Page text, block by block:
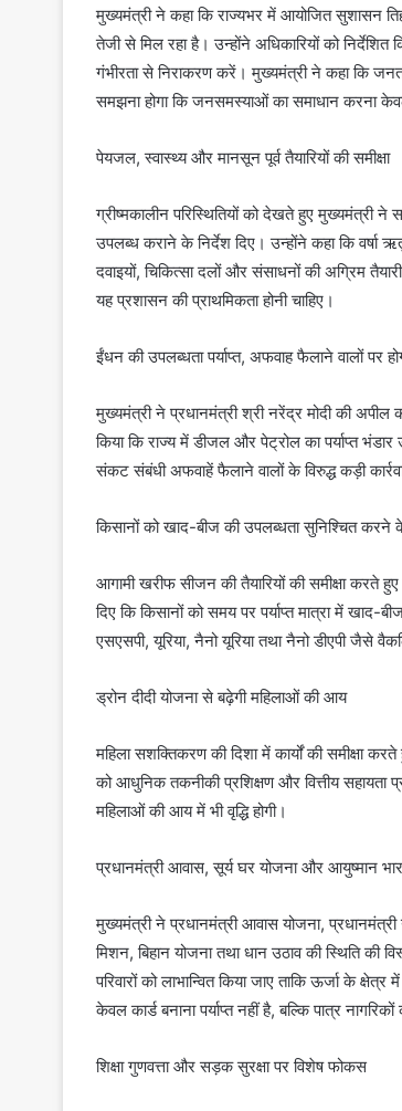
मुख्यमंत्री ने कहा कि राज्यभर में आयोजित सुशासन
तेजी से मिल रहा है। उन्होंने अधिकारियों को
गंभीरता से निराकरण करें। मुख्यमंत्री ने कहा कि
समझना होगा कि जनसमस्याओं का समाधान करना
पेयजल, स्वास्थ्य और मानसून पूर्व तैयारियों की समीक्षा
ग्रीष्मकालीन परिस्थितियों को देखते हुए मुख्यमंत्री ने
उपलब्ध कराने के निर्देश दिए। उन्होंने कहा कि वर्षा
दवाइयों, चिकित्सा दलों और संसाधनों की अग्रिम
यह प्रशासन की प्राथमिकता होनी चाहिए।
ईंधन की उपलब्धता पर्याप्त, अफवाह फैलाने वालों पर
मुख्यमंत्री ने प्रधानमंत्री श्री नरेंद्र मोदी की
किया कि राज्य में डीजल और पेट्रोल का पर्याप्त
संकट संबंधी अफवाहें फैलाने वालों के विरुद्ध कड़ी
किसानों को खाद-बीज की उपलब्धता सुनिश्चित करने
आगामी खरीफ सीजन की तैयारियों की समीक्षा करते
दिए कि किसानों को समय पर पर्याप्त मात्रा में खाद-
एसएसपी, यूरिया, नैनो यूरिया तथा नैनो डीएपी जैसे
ड्रोन दीदी योजना से बढ़ेगी महिलाओं की आय
महिला सशक्तिकरण की दिशा में कार्यों की समीक्षा
को आधुनिक तकनीकी प्रशिक्षण और वित्तीय सहायता
महिलाओं की आय में भी वृद्धि होगी।
प्रधानमंत्री आवास, सूर्य घर योजना और आयुष्मान
मुख्यमंत्री ने प्रधानमंत्री आवास योजना,
मिशन, बिहान योजना तथा धान उठाव की स्थिति की
परिवारों को लाभान्वित किया जाए ताकि ऊर्जा के
केवल कार्ड बनाना पर्याप्त नहीं है, बल्कि पात्र
शिक्षा गुणवत्ता और सड़क सुरक्षा पर विशेष फोकस